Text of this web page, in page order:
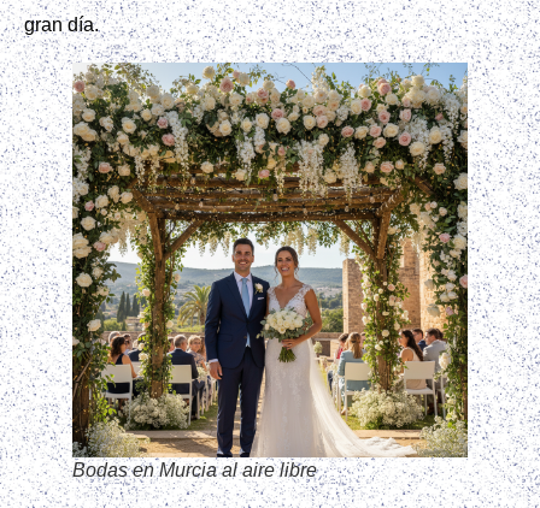
gran día.
Bodas en Murcia al aire libre